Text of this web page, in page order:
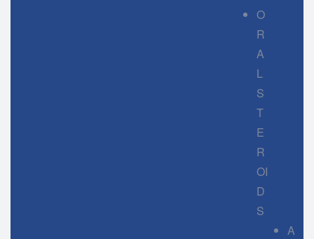
O
R
A
L
S
T
E
R
OI
D
S
A